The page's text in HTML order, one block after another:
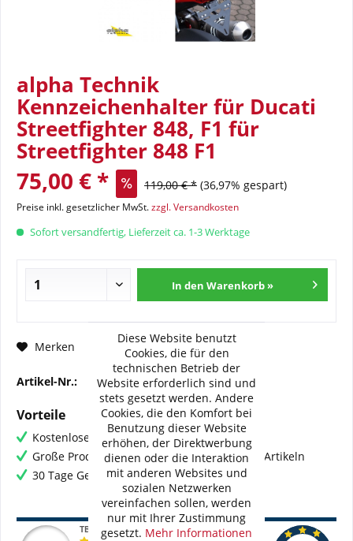
alpha Technik
Kennzeichenhalter für Ducati
Streetfighter 848, F1 für
Streetfighter 848 F1
75,00 € * 119,00 € * (36,97% gespart)
Preise inkl. gesetzlicher MwSt.zzgl. Versandkosten
Sofort versandfertig, Lieferzeit ca. 1-3 Werktage
In den Warenkorb »
Merken Fragen zum Artikel?
Artikel-Nr.: AT-F1-KH05
Vorteile
Kostenloser Versand ab € 60,- Bestellwert
Große Produktauswahl mit mehr als 80.000 Artikeln
30 Tage Geld-Zurück-Garantie
Diese Website benutzt
Cookies, die für den
technischen Betrieb der
Website erforderlich sind und
stets gesetzt werden. Andere
Cookies, die den Komfort bei
Benutzung dieser Website
erhöhen, der Direktwerbung
dienen oder die Interaktion
mit anderen Websites und
sozialen Netzwerken
vereinfachen sollen, werden
nur mit Ihrer Zustimmung
gesetzt. Mehr Informationen